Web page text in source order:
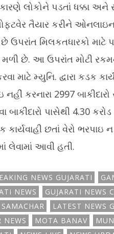
કારણે લોકોને પડતાં ધક્કા
તૈયાર કરીને
ઉપરાંત મિલકતધારકો
છે. આ ઉપરાંત મોટી
માટે મ્યુનિ. દ્વારા કડક
કરનારા 2997 બાકીદારો
પાસેથી 4.30
છતાં વેરો ભરપાઇ ન
લેવામાં આવી હતી.
NEWS GUJARATI
NEWS GUJARATI NEWS
LATEST NEWS
NEWS MOTA BANAV